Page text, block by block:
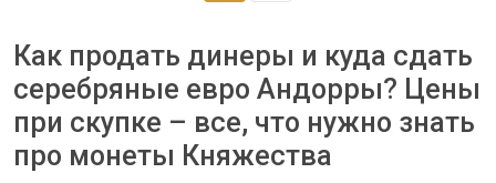
Как продать динеры и куда сдать
серебряные евро Андорры? Цены
при скупке – все, что нужно знать
про монеты Княжества